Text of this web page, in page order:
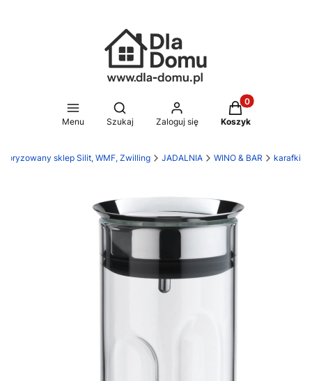
Menu
Otwórz wyszukiwarkę
Szukaj Zaloguj się
Produkty w
Koszyk
sklep Silit, WMF, Zwilling JADALNIA WINO & BAR karafki